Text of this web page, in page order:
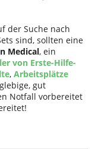
der Suche nach
sind, sollten eine
Medical, ein
von Erste-Hilfe-
, Arbeitsplätze
gut
Notfall vorbereitet